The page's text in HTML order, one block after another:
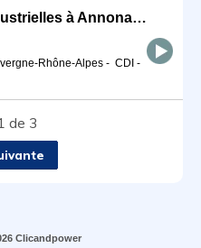
Technicien méthodes industrielles à Annonay (H/F)
Rhône-Alpes - CDI -
de 3
Clicandpower